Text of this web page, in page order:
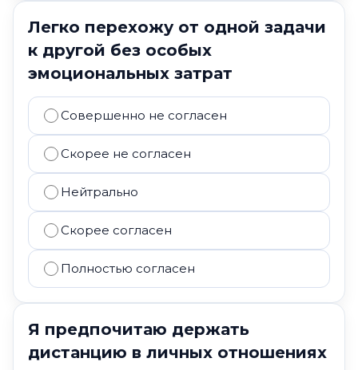
Легко перехожу от одной задачи
к другой без особых
эмоциональных затрат
Совершенно не согласен
Скорее не согласен
Нейтрально
Скорее согласен
Полностью согласен
Я предпочитаю держать
дистанцию в личных отношениях